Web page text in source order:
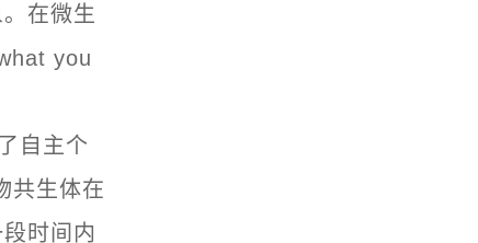
在微生
you
自主个
共生体在
时间内